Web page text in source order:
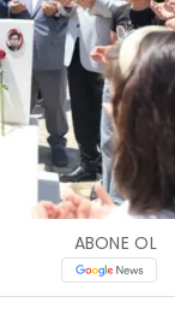
ABONE OL